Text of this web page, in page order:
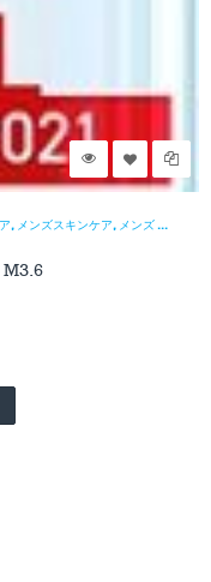
, メンズスキンケア, メンズ
ト,頭皮（オイリー）